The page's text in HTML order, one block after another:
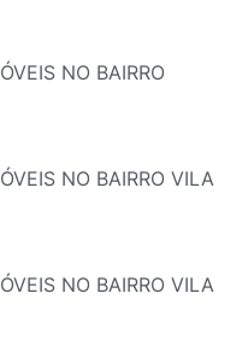
NO BAIRRO
NO BAIRRO VILA
NO BAIRRO VILA